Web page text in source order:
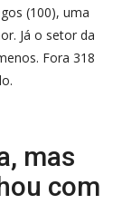
(100), uma
Já o setor da
Fora 318
mas
com